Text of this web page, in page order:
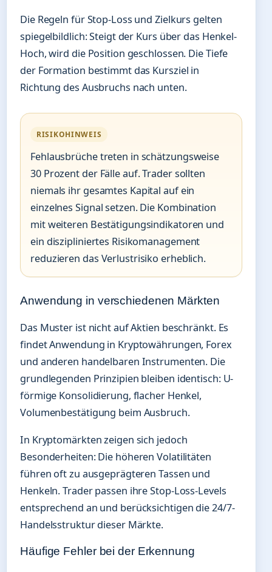
Die Regeln für Stop-Loss und Zielkurs gelten
spiegelbildlich: Steigt der Kurs über das Henkel-
Hoch, wird die Position geschlossen. Die Tiefe
der Formation bestimmt das Kursziel in
Richtung des Ausbruchs nach unten.
RISIKOHINWEIS
Fehlausbrüche treten in schätzungsweise
30 Prozent der Fälle auf. Trader sollten
niemals ihr gesamtes Kapital auf ein
einzelnes Signal setzen. Die Kombination
mit weiteren Bestätigungsindikatoren und
ein diszipliniertes Risikomanagement
reduzieren das Verlustrisiko erheblich.
Anwendung in verschiedenen Märkten
Das Muster ist nicht auf Aktien beschränkt. Es
findet Anwendung in Kryptowährungen, Forex
und anderen handelbaren Instrumenten. Die
grundlegenden Prinzipien bleiben identisch: U-
förmige Konsolidierung, flacher Henkel,
Volumenbestätigung beim Ausbruch.
In Kryptomärkten zeigen sich jedoch
Besonderheiten: Die höheren Volatilitäten
führen oft zu ausgeprägteren Tassen und
Henkeln. Trader passen ihre Stop-Loss-Levels
entsprechend an und berücksichtigen die 24/7-
Handelsstruktur dieser Märkte.
Häufige Fehler bei der Erkennung